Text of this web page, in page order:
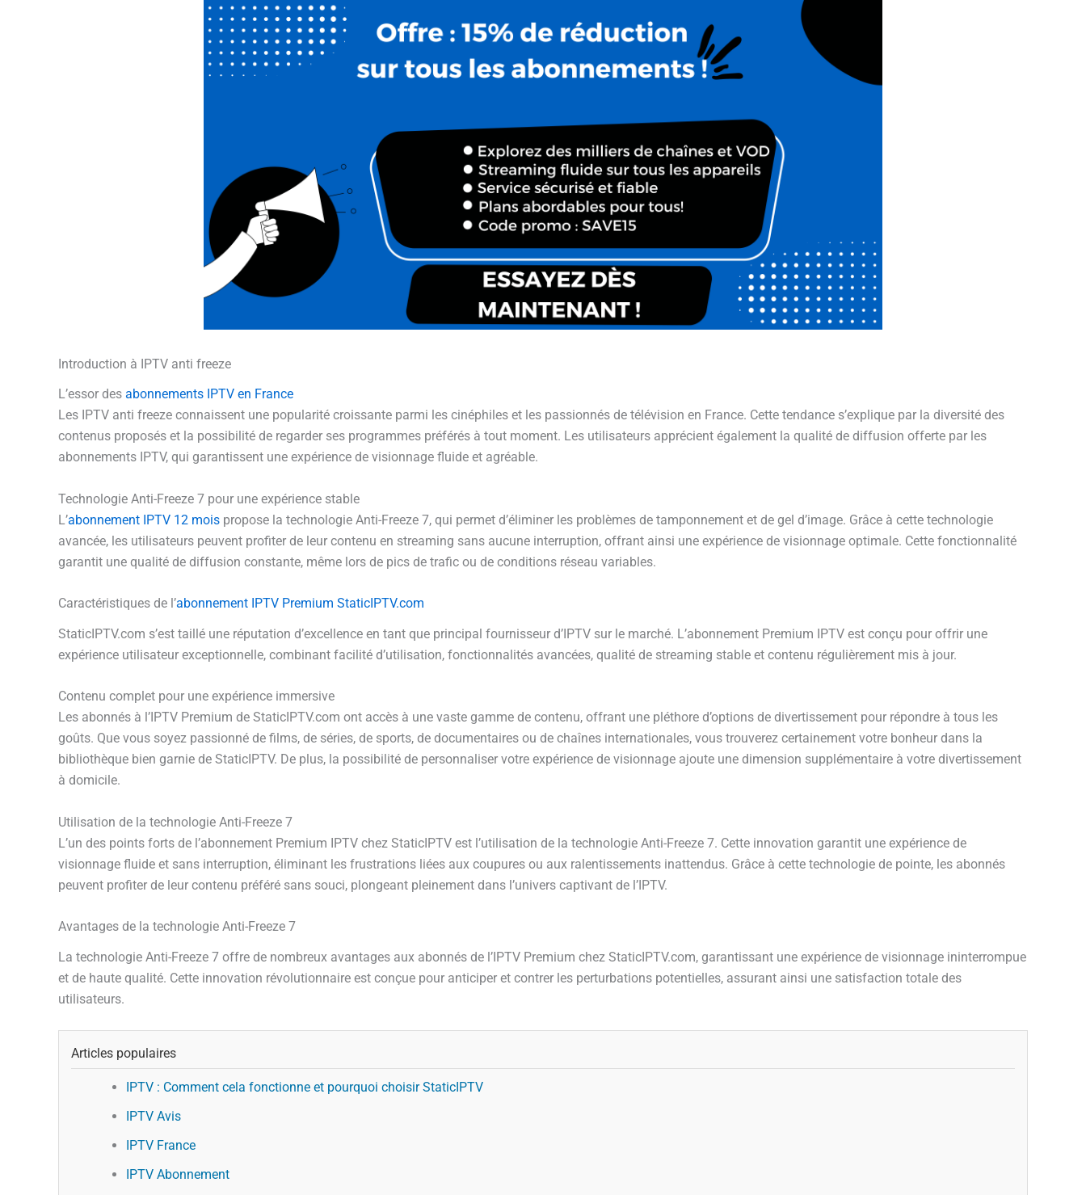
Introduction à IPTV anti freeze
L’essor des abonnements IPTV en France
Les IPTV anti freeze connaissent une popularité croissante parmi les cinéphiles et les passionnés de télévision en France. Cette tendance s’explique par la diversité des
contenus proposés et la possibilité de regarder ses programmes préférés à tout moment. Les utilisateurs apprécient également la qualité de diffusion offerte par les
abonnements IPTV, qui garantissent une expérience de visionnage fluide et agréable.
Technologie Anti-Freeze 7 pour une expérience stable
L’abonnement IPTV 12 mois propose la technologie Anti-Freeze 7, qui permet d’éliminer les problèmes de tamponnement et de gel d’image. Grâce à cette technologie
avancée, les utilisateurs peuvent profiter de leur contenu en streaming sans aucune interruption, offrant ainsi une expérience de visionnage optimale. Cette fonctionnalité
garantit une qualité de diffusion constante, même lors de pics de trafic ou de conditions réseau variables.
Caractéristiques de l’abonnement IPTV Premium StaticIPTV.com
StaticIPTV.com s’est taillé une réputation d’excellence en tant que principal fournisseur d’IPTV sur le marché. L’abonnement Premium IPTV est conçu pour offrir une
expérience utilisateur exceptionnelle, combinant facilité d’utilisation, fonctionnalités avancées, qualité de streaming stable et contenu régulièrement mis à jour.
Contenu complet pour une expérience immersive
Les abonnés à l’IPTV Premium de StaticIPTV.com ont accès à une vaste gamme de contenu, offrant une pléthore d’options de divertissement pour répondre à tous les
goûts. Que vous soyez passionné de films, de séries, de sports, de documentaires ou de chaînes internationales, vous trouverez certainement votre bonheur dans la
bibliothèque bien garnie de StaticIPTV. De plus, la possibilité de personnaliser votre expérience de visionnage ajoute une dimension supplémentaire à votre divertissement
à domicile.
Utilisation de la technologie Anti-Freeze 7
L’un des points forts de l’abonnement Premium IPTV chez StaticIPTV est l’utilisation de la technologie Anti-Freeze 7. Cette innovation garantit une expérience de
visionnage fluide et sans interruption, éliminant les frustrations liées aux coupures ou aux ralentissements inattendus. Grâce à cette technologie de pointe, les abonnés
peuvent profiter de leur contenu préféré sans souci, plongeant pleinement dans l’univers captivant de l’IPTV.
Avantages de la technologie Anti-Freeze 7
La technologie Anti-Freeze 7 offre de nombreux avantages aux abonnés de l’IPTV Premium chez StaticIPTV.com, garantissant une expérience de visionnage ininterrompue
et de haute qualité. Cette innovation révolutionnaire est conçue pour anticiper et contrer les perturbations potentielles, assurant ainsi une satisfaction totale des
utilisateurs.
Articles populaires
IPTV : Comment cela fonctionne et pourquoi choisir StaticIPTV
IPTV Avis
IPTV France
IPTV Abonnement